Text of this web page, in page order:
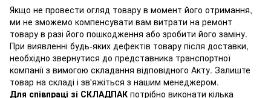
Якщо не провести огляд товару в момент його отримання,
ми не зможемо компенсувати вам витрати на ремонт
товару в разі його пошкодження або зробити його заміну.
При виявленні будь-яких дефектів товару після доставки,
необхідно звернутися до представника транспортної
компанії з вимогою складання відповідного Акту. Залиште
товар на складі і зв'яжіться з нашим менеджером.
Для співпраці зі СКЛАДПАК потрібно виконати кілька